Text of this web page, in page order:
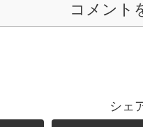
コメント
シェ